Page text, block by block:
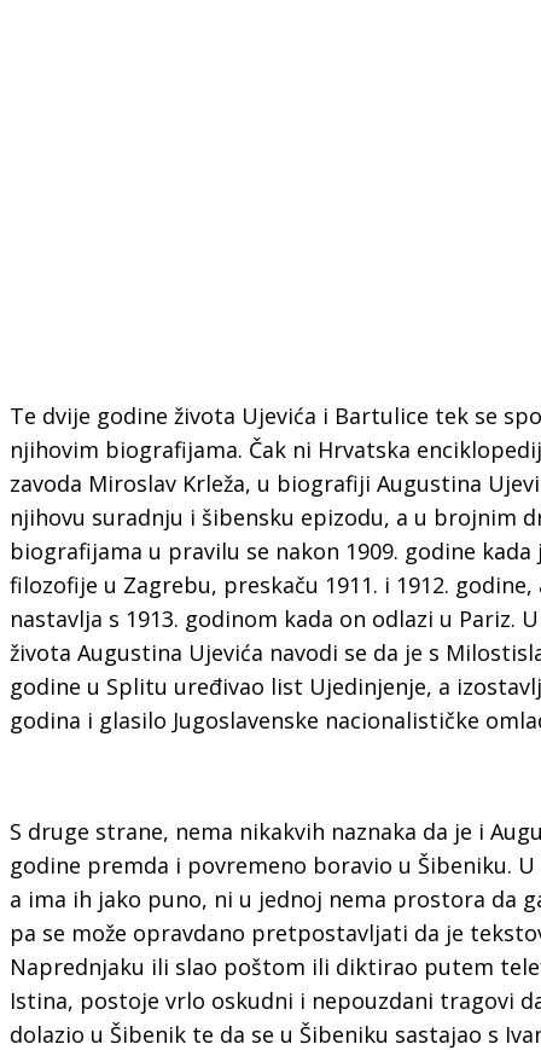
Te dvije godine života Ujevića i Bartulice tek se
njihovim biografijama. Čak ni Hrvatska
zavoda Miroslav Krleža, u biografiji Augustina
njihovu suradnju i šibensku epizodu, a u brojnim
biografijama u pravilu se nakon 1909. godine
filozofije u Zagrebu, preskaču 1911. i 1912.
nastavlja s 1913. godinom kada on odlazi u Pariz.
života Augustina Ujevića navodi se da je s
godine u Splitu uređivao list Ujedinjenje, a
godina i glasilo Jugoslavenske nacionalističke
S druge strane, nema nikakvih naznaka da je i
godine premda i povremeno boravio u Šibeniku.
a ima ih jako puno, ni u jednoj nema prostora da
pa se može opravdano pretpostavljati da je
Naprednjaku ili slao poštom ili diktirao putem
Istina, postoje vrlo oskudni i nepouzdani tragovi da
dolazio u Šibenik te da se u Šibeniku sastajao s